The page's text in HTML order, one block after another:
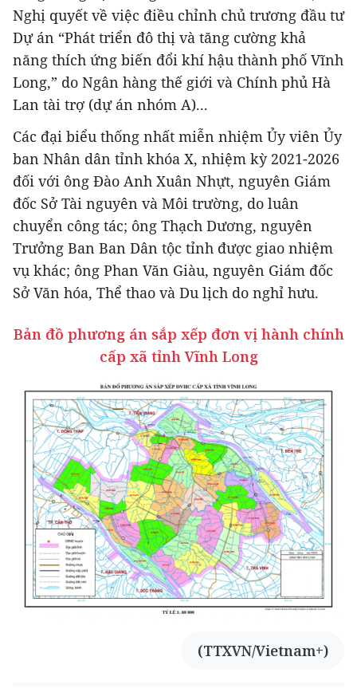
Nghị quyết về việc điều chỉnh chủ trương đầu tư
Dự án “Phát triển đô thị và tăng cường khả
năng thích ứng biến đổi khí hậu thành phố Vĩnh
Long,” do Ngân hàng thế giới và Chính phủ Hà
Lan tài trợ (dự án nhóm A)...
Các đại biểu thống nhất miễn nhiệm Ủy viên Ủy
ban Nhân dân tỉnh khóa X, nhiệm kỳ 2021-2026
đối với ông Đào Anh Xuân Nhựt, nguyên Giám
đốc Sở Tài nguyên và Môi trường, do luân
chuyển công tác; ông Thạch Dương, nguyên
Trưởng Ban Ban Dân tộc tỉnh được giao nhiệm
vụ khác; ông Phan Văn Giàu, nguyên Giám đốc
Sở Văn hóa, Thể thao và Du lịch do nghỉ hưu.
Bản đồ phương án sắp xếp đơn vị hành chính
cấp xã tỉnh Vĩnh Long
(TTXVN/Vietnam+)